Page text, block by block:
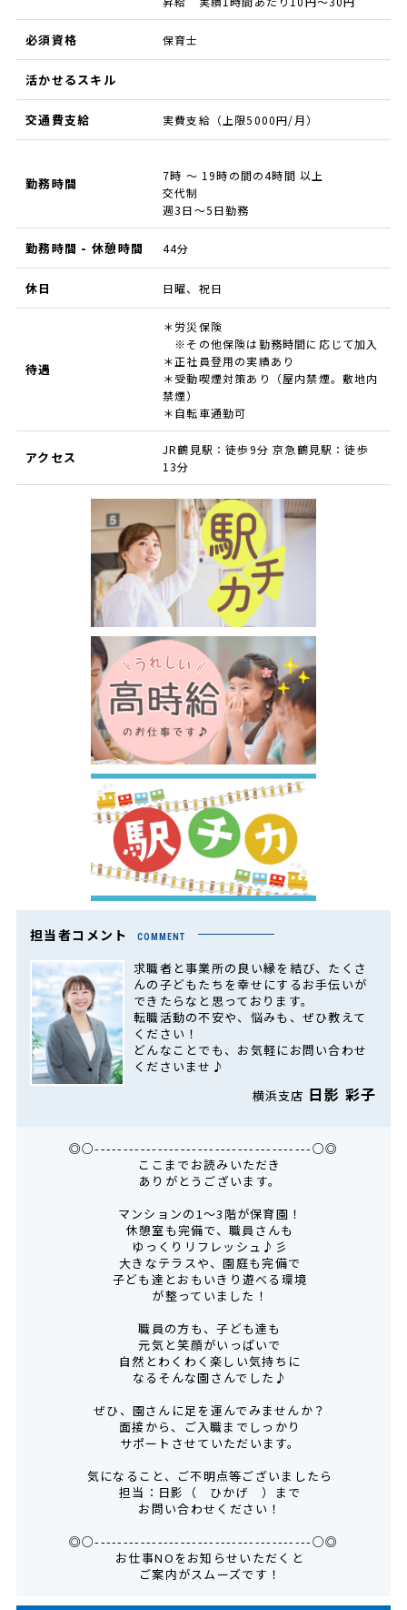
必須資格 保育士
活かせるスキル
交通費支給 実費支給（上限5000円/月）
勤務時間
7時 ～ 19時の間の4時間 以上
交代制
週3日～5日勤務
勤務時間 - 休憩時間 44分
休日 日曜、祝日
待遇
＊労災保険
※その他保険は勤務時間に応じて加入
＊正社員登用の実績あり
＊受動喫煙対策あり（屋内禁煙。敷地内
禁煙）
＊自転車通勤可
アクセス
JR鶴見駅：徒歩9分 京急鶴見駅：徒歩
13分
担当者コメント COMMENT
求職者と事業所の良い縁を結び、たくさ
んの子どもたちを幸せにするお手伝いが
できたらなと思っております。
転職活動の不安や、悩みも、ぜひ教えて
ください！
どんなことでも、お気軽にお問い合わせ
くださいませ♪
横浜支店 日影 彩子
◎○--------------------------------------○◎
ここまでお読みいただき
ありがとうございます。
マンションの1～3階が保育園！
休憩室も完備で、職員さんも
ゆっくりリフレッシュ♪彡
大きなテラスや、園庭も完備で
子ども達とおもいきり遊べる環境
が整っていました！
職員の方も、子ども達も
元気と笑顔がいっぱいで
自然とわくわく楽しい気持ちに
なるそんな園さんでした♪
ぜひ、園さんに足を運んでみませんか？
面接から、ご入職までしっかり
サポートさせていただいます。
気になること、ご不明点等ございましたら
担当：日影（ ひかげ ）まで
お問い合わせください！
◎○--------------------------------------○◎
お仕事NOをお知らせいただくと
ご案内がスムーズです！